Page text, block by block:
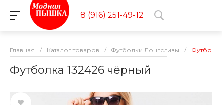
8 (916) 251-49-12
Главная / Каталог товаров / Футболки Лонгсливы /
Футболка 132426 чёрный